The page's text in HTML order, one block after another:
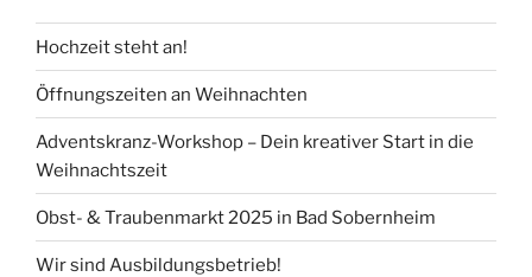
Hochzeit steht an!
Öffnungszeiten an Weihnachten
Adventskranz-Workshop – Dein kreativer Start in die
Weihnachtszeit
Obst- & Traubenmarkt 2025 in Bad Sobernheim
Wir sind Ausbildungsbetrieb!